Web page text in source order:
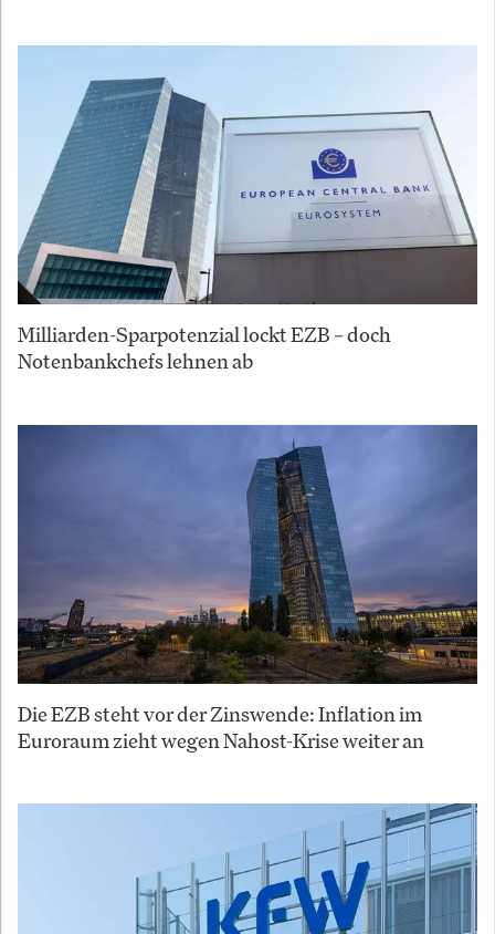
Milliarden-Sparpotenzial lockt EZB – doch
Notenbankchefs lehnen ab
Die EZB steht vor der Zinswende: Inflation im
Euroraum zieht wegen Nahost-Krise weiter an